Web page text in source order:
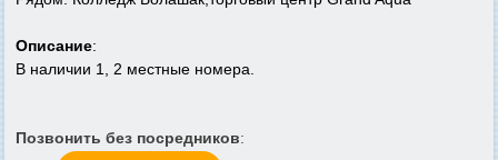
Описание:
В наличии 1, 2 местные номера.
Позвонить без посредников: